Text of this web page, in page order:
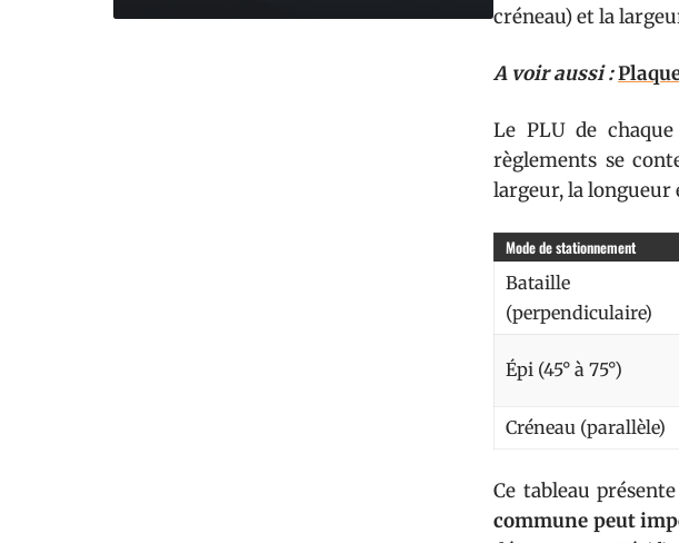
créneau) et la
A voir aussi :
Le PLU de
règlements se
largeur, la longueur
Mode de stationnement
Bataille
(perpendiculaire)
Épi (45° à 75°)
Créneau (parallèle)
Ce tableau
commune peut